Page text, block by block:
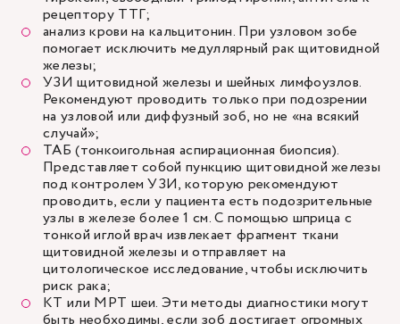
рецептору ТТГ;
анализ крови на кальцитонин. При узловом зобе
помогает исключить медуллярный рак щитовидной
железы;
УЗИ щитовидной железы и шейных лимфоузлов.
Рекомендуют проводить только при подозрении
на узловой или диффузный зоб, но не «на всякий
случай»;
ТАБ (тонкоигольная аспирационная биопсия).
Представляет собой пункцию щитовидной железы
под контролем УЗИ, которую рекомендуют
проводить, если у пациента есть подозрительные
узлы в железе более 1 см. С помощью шприца с
тонкой иглой врач извлекает фрагмент ткани
щитовидной железы и отправляет на
цитологическое исследование, чтобы исключить
риск рака;
КТ или МРТ шеи. Эти методы диагностики могут